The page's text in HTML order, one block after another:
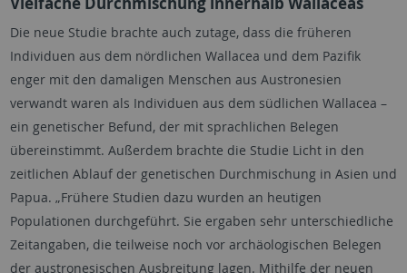
Die neue Studie brachte auch zutage, dass die früheren
Individuen aus dem nördlichen Wallacea und dem Pazifik
enger mit den damaligen Menschen aus Austronesien
verwandt waren als Individuen aus dem südlichen Wallacea –
ein genetischer Befund, der mit sprachlichen Belegen
übereinstimmt. Außerdem brachte die Studie Licht in den
zeitlichen Ablauf der genetischen Durchmischung in Asien und
Papua. „Frühere Studien dazu wurden an heutigen
Populationen durchgeführt. Sie ergaben sehr unterschiedliche
Zeitangaben, die teilweise noch vor archäologischen Belegen
der austronesischen Ausbreitung lagen. Mithilfe der neuen